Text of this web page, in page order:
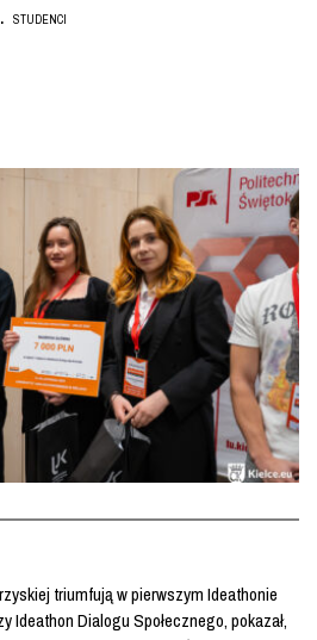
. STUDENCI
triumfują w pierwszym Ideathonie
Ideathon Dialogu Społecznego, pokazał,